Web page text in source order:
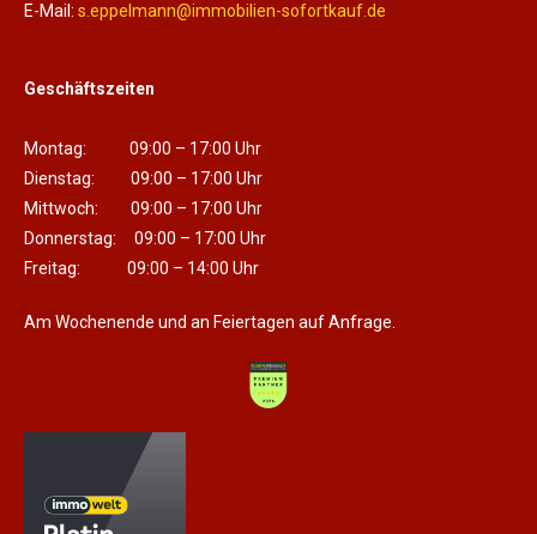
E-Mail: s.eppelmann@immobilien-sofortkauf.de
Geschäftszeiten
Montag: 09:00 – 17:00 Uhr
Dienstag: 09:00 – 17:00 Uhr
Mittwoch: 09:00 – 17:00 Uhr
Donnerstag: 09:00 – 17:00 Uhr
Freitag: 09:00 – 14:00 Uhr
Am Wochenende und an Feiertagen auf Anfrage.